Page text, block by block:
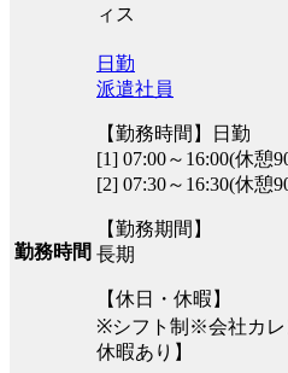
ィス
勤務時間
日勤
派遣社員
【勤務時間】日勤
[1] 07:00～16:00(休憩
[2] 07:30～16:30(休憩
【勤務期間】
長期
【休日・休暇】
※シフト制※会社カレ
休暇あり】